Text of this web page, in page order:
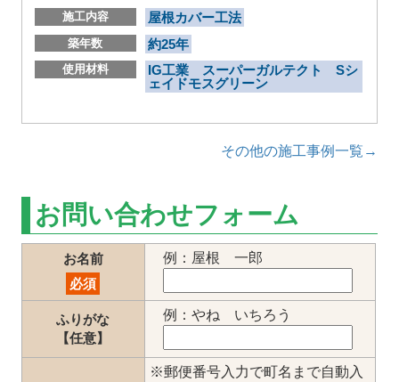
施工内容 屋根カバー工法
築年数 約25年
使用材料
IG工業 スーパーガルテクト Sシ
ェイドモスグリーン
その他の施工事例一覧→
お問い合わせフォーム
お名前
必須
例：屋根 一郎
ふりがな
【任意】
例：やね いちろう
※郵便番号入力で町名まで自動入